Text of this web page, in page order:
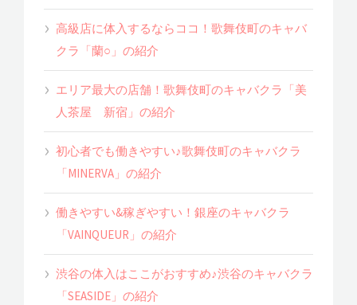
高級店に体入するならココ！歌舞伎町のキャバ
クラ「蘭○」の紹介
エリア最大の店舗！歌舞伎町のキャバクラ「美
人茶屋 新宿」の紹介
初心者でも働きやすい♪歌舞伎町のキャバクラ
「MINERVA」の紹介
働きやすい&稼ぎやすい！銀座のキャバクラ
「VAINQUEUR」の紹介
渋谷の体入はここがおすすめ♪渋谷のキャバクラ
「SEASIDE」の紹介